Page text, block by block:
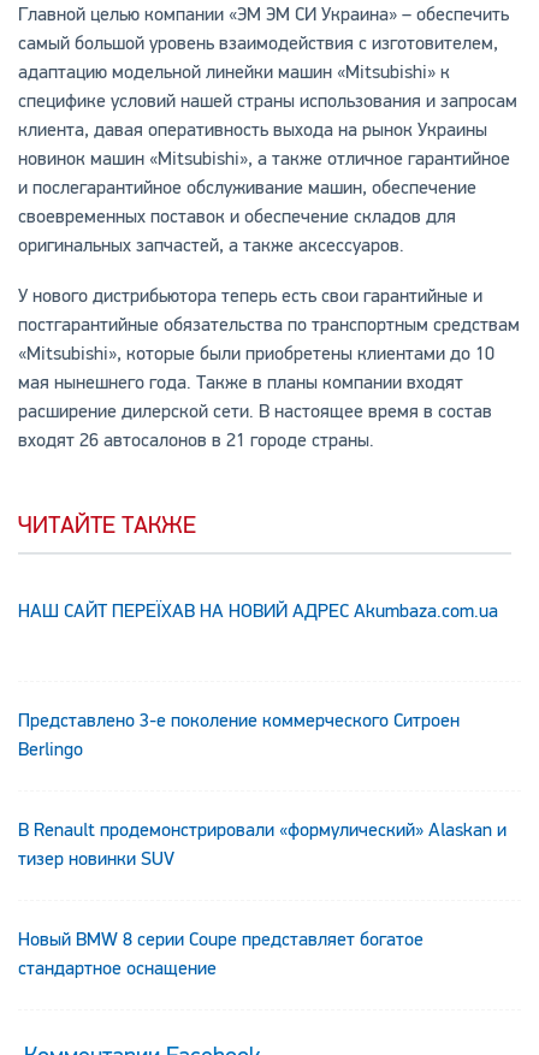
Главной целью компании «ЭМ ЭМ СИ Украина» – обеспечить
самый большой уровень взаимодействия с изготовителем,
адаптацию модельной линейки машин «Mitsubishi» к
специфике условий нашей страны использования и запросам
клиента, давая оперативность выхода на рынок Украины
новинок машин «Mitsubishi», а также отличное гарантийное
и послегарантийное обслуживание машин, обеспечение
своевременных поставок и обеспечение складов для
оригинальных запчастей, а также аксессуаров.
У нового дистрибьютора теперь есть свои гарантийные и
постгарантийные обязательства по транспортным средствам
«Mitsubishi», которые были приобретены клиентами до 10
мая нынешнего года. Также в планы компании входят
расширение дилерской сети. В настоящее время в состав
входят 26 автосалонов в 21 городе страны.
ЧИТАЙТЕ ТАКЖЕ
НАШ САЙТ ПЕРЕЇХАВ НА НОВИЙ АДРЕС Аkumbaza.com.ua
Представлено 3-е поколение коммерческого Ситроен
Berlingo
В Renault продемонстрировали «формулический» Alaskan и
тизер новинки SUV
Новый BMW 8 серии Coupe представляет богатое
стандартное оснащение